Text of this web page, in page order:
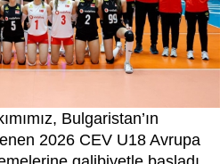
Bulgaristan’ın
2026 CEV U18 Avrupa